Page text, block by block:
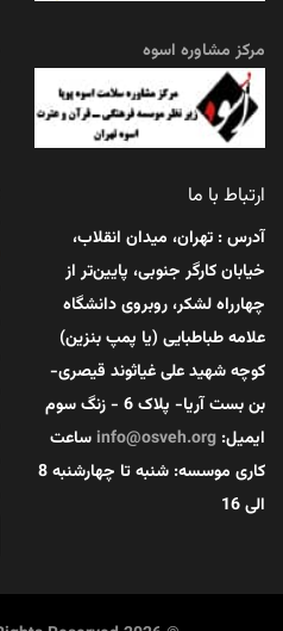
مرکز مشاوره اسوه
ارتباط با ما
آدرس : تهران، میدان انقلاب،
خیابان کارگر جنوبی، پایین‌تر از
چهارراه لشکر، روبروی دانشگاه
علامه طباطبایی (یا پمپ بنزین)
کوچه شهید علی غیاثوند قیصری-
بن بست آریا- پلاک 6 - زنگ سوم
ایمیل: info@osveh.org ساعت
کاری موسسه: شنبه تا چهارشنبه 8
الی 16